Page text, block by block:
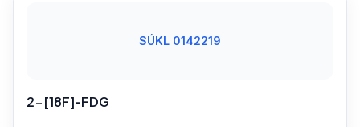
SÚKL 0142219
2-[18F]-FDG